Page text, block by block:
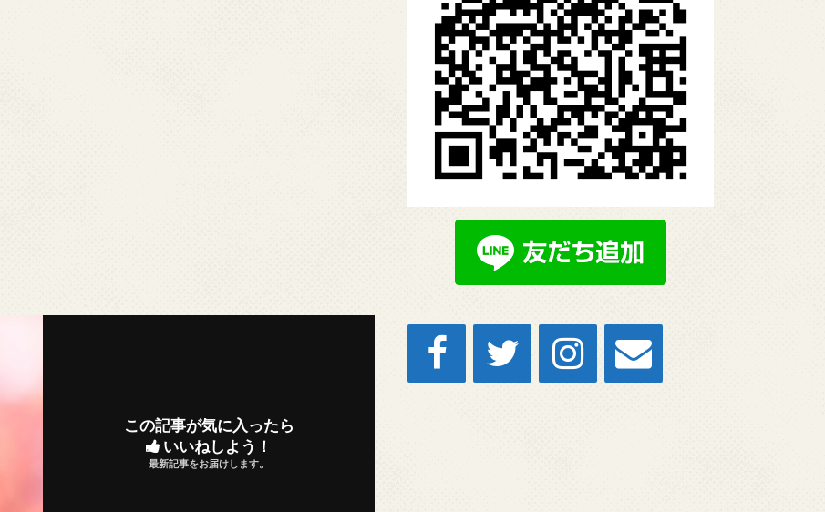
この記事が気に入ったら
いいねしよう！
最新記事をお届けします。